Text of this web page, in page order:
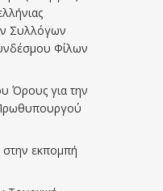
Συλλόγων
Φίλων
Όρους για την
στην εκπομπή